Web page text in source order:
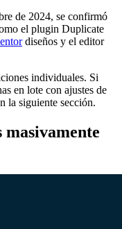
de 2024, se confirmó
el plugin Duplicate
diseños y el editor
individuales. Si
en lote con ajustes de
la siguiente sección.